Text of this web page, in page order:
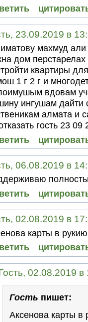
23.09.2019 в
махмуд
дом
квартиры
1 г 2 г и
вдовам
ингушам дайти
алмата и
гость 23 09
06.08.2019 в
02.08.2019 в
карты в рукию
02.08.2019
Гость пишет:
Аксенова карты в